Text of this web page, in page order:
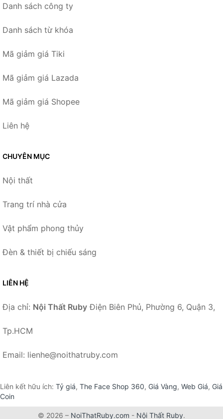
Danh sách công ty
Danh sách từ khóa
Mã giảm giá Tiki
Mã giảm giá Lazada
Mã giảm giá Shopee
Liên hệ
CHUYÊN MỤC
Nội thất
Trang trí nhà cửa
Vật phẩm phong thủy
Đèn & thiết bị chiếu sáng
LIÊN HỆ
Địa chỉ: Nội Thất Ruby Điện Biên Phủ, Phường 6, Quận 3,
Tp.HCM
Email: lienhe@noithatruby.com
Liên kết hữu ích: Tỷ giá, The Face Shop 360, Giá Vàng, Web Giá, Giá
Coin
© 2026 – NoiThatRuby.com - Nội Thất Ruby.